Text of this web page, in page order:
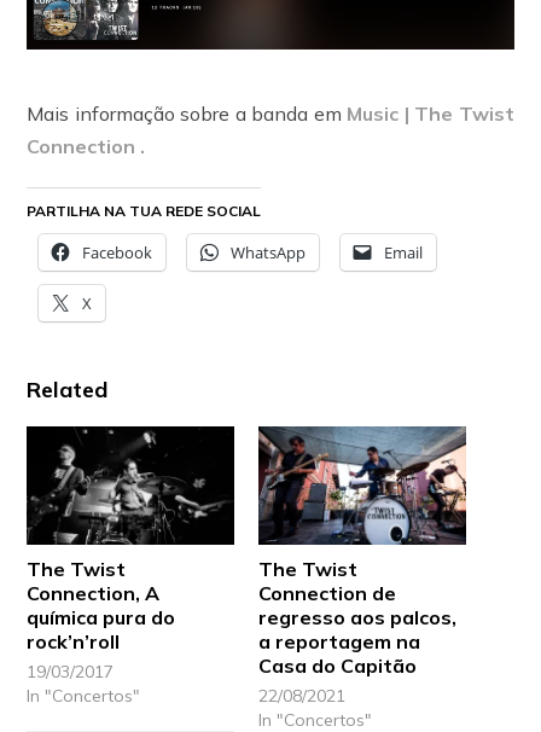
Mais informação sobre a banda em Music | The Twist
Connection .
PARTILHA NA TUA REDE SOCIAL
Facebook WhatsApp Email
X
Related
The Twist
Connection, A
química pura do
rock’n’roll
19/03/2017
In "Concertos"
The Twist
Connection de
regresso aos palcos,
a reportagem na
Casa do Capitão
22/08/2021
In "Concertos"